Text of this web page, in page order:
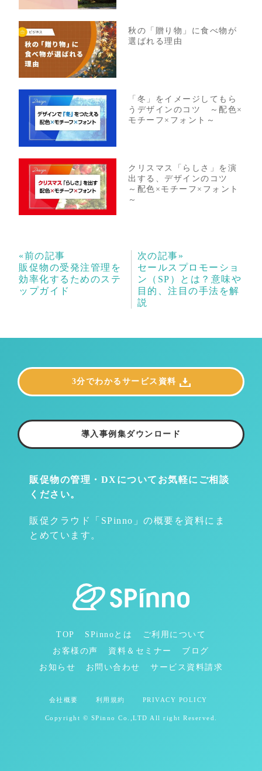
秋の「贈り物」に食べ物が
選ばれる理由
「冬」をイメージしてもら
うデザインのコツ ～配色×
モチーフ×フォント～
クリスマス「らしさ」を演
出する、デザインのコツ
～配色×モチーフ×フォント
～
«前の記事
販促物の受発注管理を
効率化するためのステ
ップガイド
次の記事»
セールスプロモーショ
ン（SP）とは？意味や
目的、注目の手法を解
説
販促物の管理・DXについて お気軽にご相談
ください。
販促クラウド「SPinno」の概要を資料にま
とめています。
3分でわかるサービス資料
導入事例集ダウンロード
TOP SPinnoとは
ご利用について
お客様の声
資料＆セミナー
ブログ
お知らせ
お問い合わせ サービス資料請求
会社概要 利用規約 PRIVACY POLICY
Copyright © SPinno Co.,LTD All right Reserved.